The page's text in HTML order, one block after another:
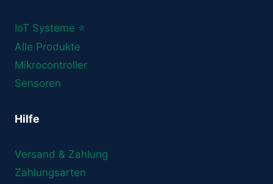
IoT Systeme ⭐
Alle Produkte
Mikrocontroller
Sensoren
Hilfe
Versand & Zahlung
Zahlungsarten